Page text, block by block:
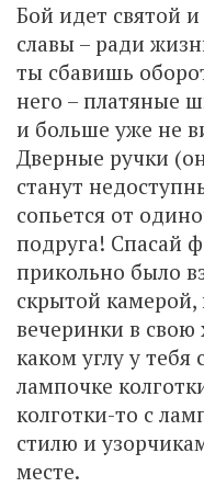
Бой идет святой
славы – ради
ты сбавишь
него – платяные
и больше уже не
Дверные ручки
станут
сопьется от
подруга! Спасай
прикольно было
скрытой камерой,
вечеринки в свою
каком углу у тебя
лампочке
колготки-то с
стилю и
месте.